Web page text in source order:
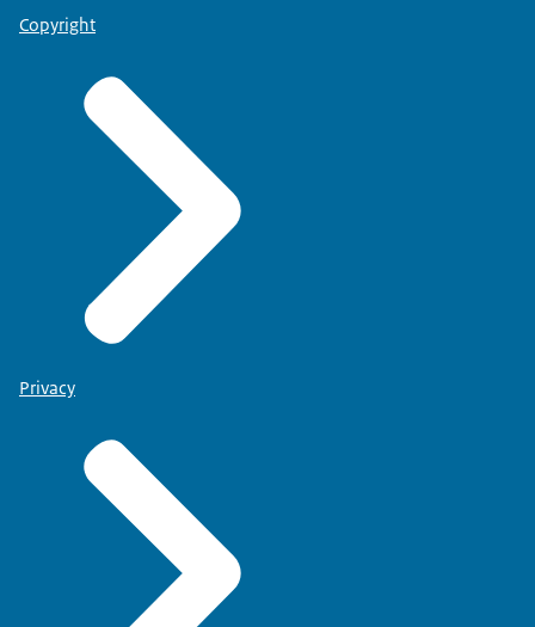
Copyright
Privacy